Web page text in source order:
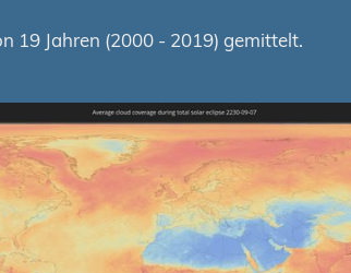
19 Jahren (2000 - 2019) gemittelt.